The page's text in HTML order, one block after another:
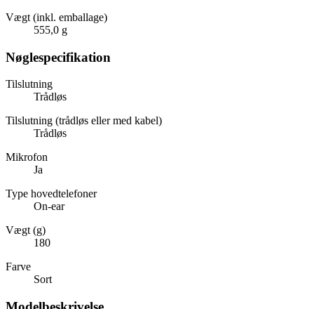
Vægt (inkl. emballage)
555,0 g
Nøglespecifikation
Tilslutning
Trådløs
Tilslutning (trådløs eller med kabel)
Trådløs
Mikrofon
Ja
Type hovedtelefoner
On-ear
Vægt (g)
180
Farve
Sort